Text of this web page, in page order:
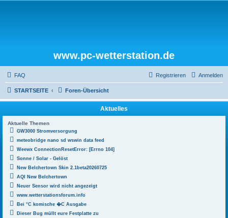
www.pc-wetterstation.de
FAQ Anmelden
Registrieren
STARTSEITE Foren-Übersicht
Aktuelles
Aktuelle Themen
GW3000 Stromversorgung
meteobridge nano sd wswin data feed
Weewx ConnectionResetError: [Errno 104]
Sonne / Solar - Gelöst
New Belchertown Skin 2.1beta20260725
AQI New Belchertown
Neuer Sensor wird nicht angezeigt
www.wetterstationsforum.info
Bei °C komische �C Ausgabe
Dieser Bug müllt eure Festplatte zu